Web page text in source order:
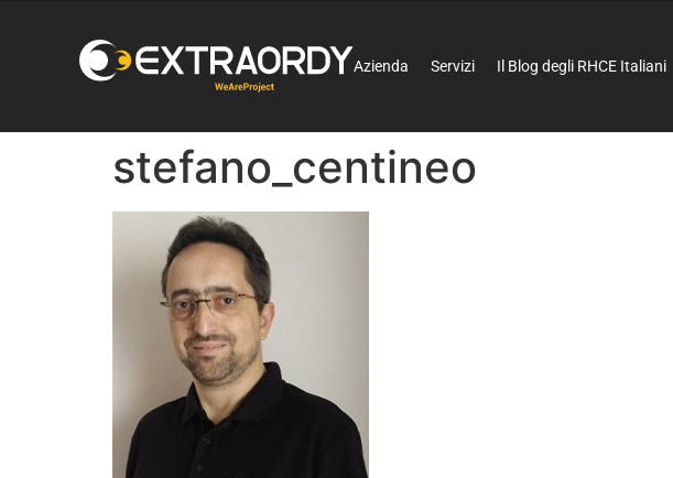
Azienda Servizi Il Blog degli RHCE Italiani
stefano_centineo